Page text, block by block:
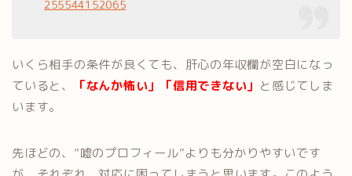
255544152065
いくら相手の条件が良くても、肝心の年収欄が空白になっ
ていると、
「なんか怖い」「信用できない」 と感じてしま
います。
先ほどの、”嘘のプロフィール”よりも分かりやすいです